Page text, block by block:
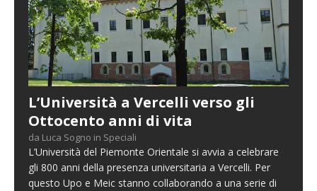
L’Università a Vercelli verso gli
Ottocento anni di vita
da Luca Sogno in Speciali
L’Università del Piemonte Orientale si avvia a celebrare
gli 800 anni della presenza universitaria a Vercelli. Per
questo Upo e Meic stanno collaborando a una serie di